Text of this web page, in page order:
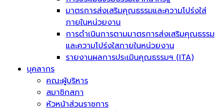
มาตรการส่งเสริมคุณธรรมและความโปร่งใส่
ภายในหน่วยงาน
การดำเนินการตามมาตรการส่งเสริมคุณธรรม
และความโปร่งใสภายในหน่วยงาน
รายงานผลการประเมินคุณธรรมฯ (ITA)
บุคลากร
คณะผู้บริหาร
สมาชิกสภา
หัวหน้าส่วนราชการ